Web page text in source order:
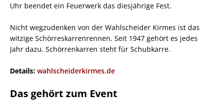
Uhr beendet ein Feuerwerk das diesjährige Fest.
Nicht wegzudenken von der Wahlscheider Kirmes ist das
witzige Schörreskarrenrennen. Seit 1947 gehört es jedes
Jahr dazu. Schörrenkarren steht für Schubkarre.
Details: wahlscheiderkirmes.de
Das gehört zum Event